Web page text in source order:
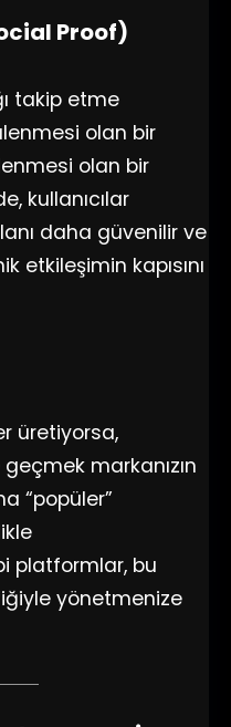
Proof)
takip etme
olan bir
olan bir
kullanıcılar
daha güvenilir ve
etkileşimin kapısını
üretiyorsa,
markanızın
“popüler”
platformlar, bu
yönetmenize